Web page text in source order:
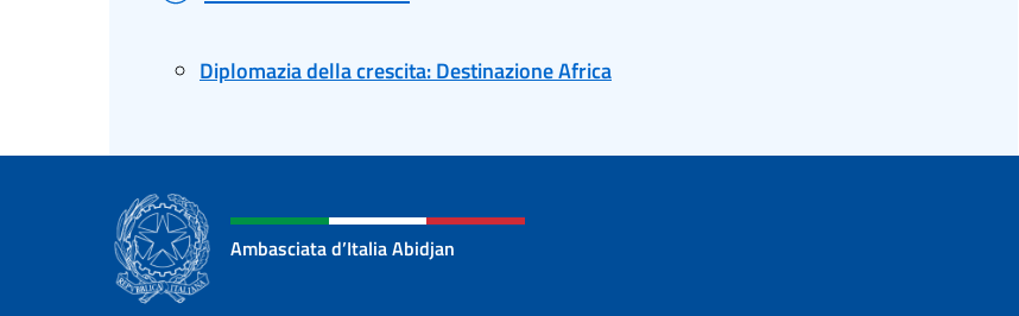
Diplomazia della crescita: Destinazione Africa
Ambasciata d’Italia Abidjan